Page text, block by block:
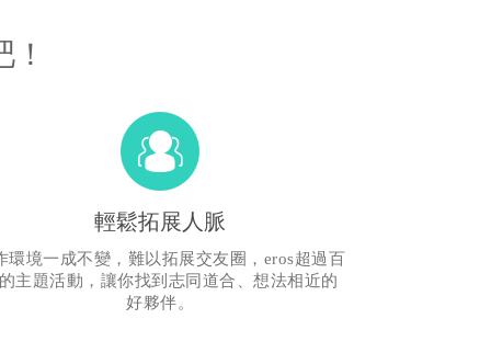
輕鬆拓展人脈
環境一成不變，難以拓展交友圈，eros超過百
主題活動，讓你找到志同道合、想法相近的
好夥伴。